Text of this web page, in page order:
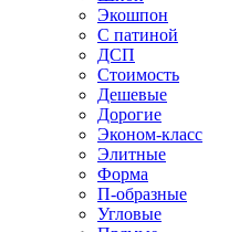
Экошпон
С патиной
ДСП
Стоимость
Дешевые
Дорогие
Эконом-класс
Элитные
Форма
П-образные
Угловые